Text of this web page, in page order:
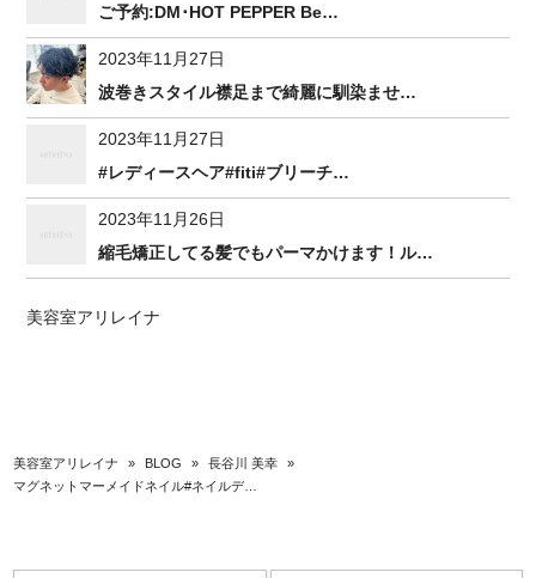
ご予約:DM･HOT PEPPER Be…
2023年11月27日
波巻きスタイル襟足まで綺麗に馴染ませ…
2023年11月27日
#レディースヘア#fiti#ブリーチ…
2023年11月26日
縮毛矯正してる髪でもパーマかけます！ル…
美容室アリレイナ
美容室アリレイナ » BLOG » 長谷川 美幸
»
マグネットマーメイドネイル#ネイルデ…